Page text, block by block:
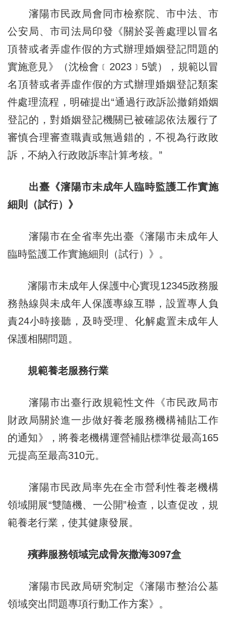
瀋陽市民政局會同市檢察院、市中法、市
公安局、市司法局印發《關於妥善處理以冒名
頂替或者弄虛作假的方式辦理婚姻登記問題的
實施意見》（沈檢會﹝2023﹞5號），規範以冒
名頂替或者弄虛作假的方式辦理婚姻登記類案
件處理流程，明確提出“通過行政訴訟撤銷婚姻
登記的，對婚姻登記機關已被確認依法履行了
審慎合理審查職責或無過錯的，不視為行政敗
訴，不納入行政敗訴率計算考核。”
出臺《瀋陽市未成年人臨時監護工作實施
細則（試行）》
瀋陽市在全省率先出臺《瀋陽市未成年人
臨時監護工作實施細則（試行）》。
瀋陽市未成年人保護中心實現12345政務服
務熱線與未成年人保護專線互聯，設置專人負
責24小時接聽，及時受理、化解處置未成年人
保護相關問題。
規範養老服務行業
瀋陽市出臺行政規範性文件《市民政局市
財政局關於進一步做好養老服務機構補貼工作
的通知》，將養老機構運營補貼標準從最高165
元提高至最高310元。
瀋陽市民政局率先在全市營利性養老機構
領域開展“雙隨機、一公開”檢查，以查促改，規
範養老行業，使其健康發展。
殯葬服務領域完成骨灰撒海3097盒
瀋陽市民政局研究制定《瀋陽市整治公墓
領域突出問題專項行動工作方案》。